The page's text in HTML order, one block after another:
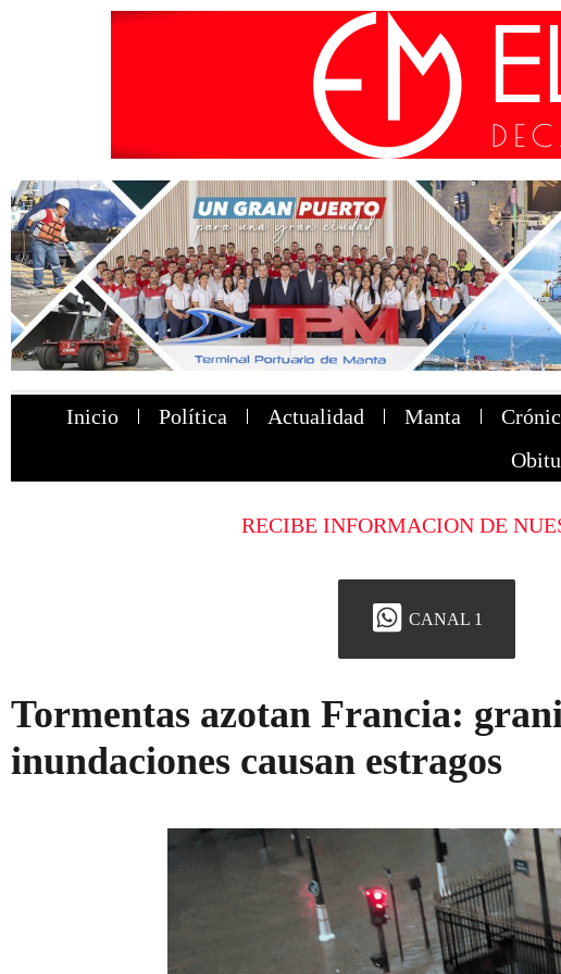
Inicio Política Actualidad Manta
RECIBE INFORMACION DE
CANAL 1
Tormentas azotan Francia:
inundaciones causan estragos